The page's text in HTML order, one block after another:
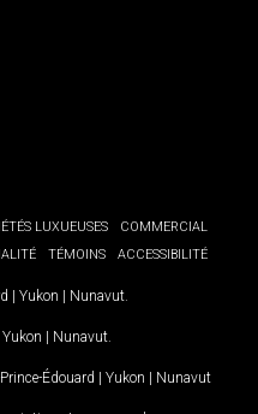
LUXUEUSES
COMMERCIAL
TÉMOINS ACCESSIBILITÉ
| Yukon | Nunavut
Yukon | Nunavut
Édouard | Yukon | Nunavut